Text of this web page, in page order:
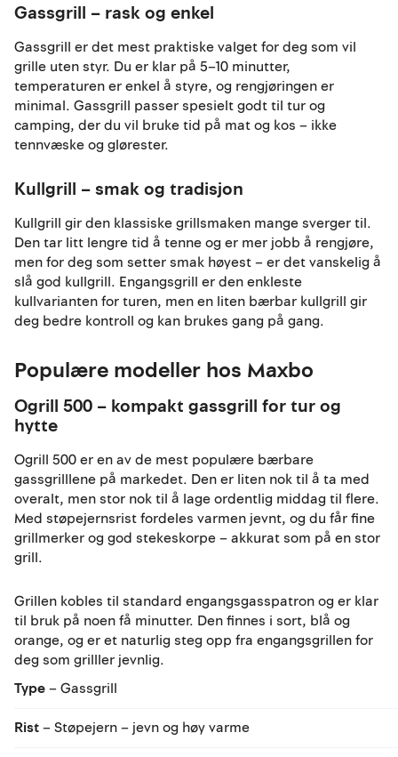
Gassgrill – rask og enkel
Gassgrill er det mest praktiske valget for deg som vil
grille uten styr. Du er klar på 5–10 minutter,
temperaturen er enkel å styre, og rengjøringen er
minimal. Gassgrill passer spesielt godt til tur og
camping, der du vil bruke tid på mat og kos – ikke
tennvæske og glørester.
Kullgrill – smak og tradisjon
Kullgrill gir den klassiske grillsmaken mange sverger til.
Den tar litt lengre tid å tenne og er mer jobb å rengjøre,
men for deg som setter smak høyest – er det vanskelig å
slå god kullgrill. Engangsgrill er den enkleste
kullvarianten for turen, men en liten bærbar kullgrill gir
deg bedre kontroll og kan brukes gang på gang.
Populære modeller hos Maxbo
Ogrill 500 – kompakt gassgrill for tur og
hytte
Ogrill 500 er en av de mest populære bærbare
gassgrilllene på markedet. Den er liten nok til å ta med
overalt, men stor nok til å lage ordentlig middag til flere.
Med støpejernsrist fordeles varmen jevnt, og du får fine
grillmerker og god stekeskorpe – akkurat som på en stor
grill.
Grillen kobles til standard engangsgasspatron og er klar
til bruk på noen få minutter. Den finnes i sort, blå og
orange, og er et naturlig steg opp fra engangsgrillen for
deg som grilller jevnlig.
Type– Gassgrill
Rist– Støpejern – jevn og høy varme